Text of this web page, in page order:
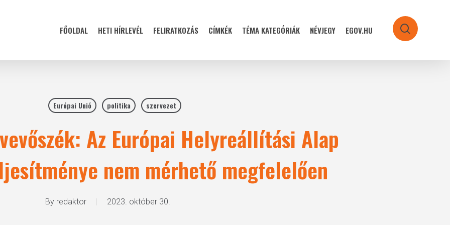
FŐOLDAL HETI HÍRLEVÉL FELIRATKOZÁS CÍMKÉK TÉMA KATEGÓRIÁK NÉVJEGY EGOV.HU search
Európai Unió politika szervezet
Az Európai Helyreállítási Alap
nem mérhető megfelelően
By redaktor 2023. október 30.